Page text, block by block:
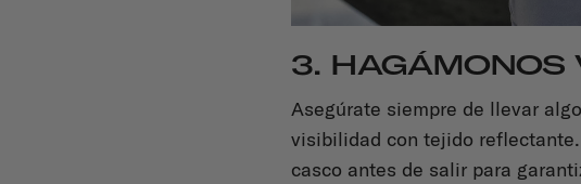
3. HAGÁMONOS
Asegúrate siempre de llevar
visibilidad con tejido
casco antes de salir para